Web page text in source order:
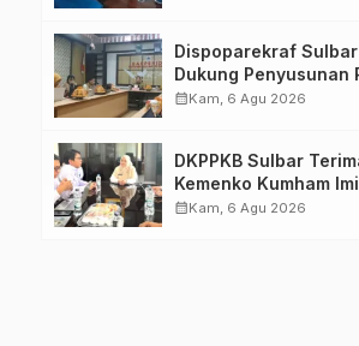
Dispoparekraf Sulbar
Dukung Penyusunan
TPB/SDGs Sulawesi
calendar_monthKam, 6 Agu 2026
DKPPKB Sulbar
Kemenko Kumham
Perkuat Pelayanan
calendar_monthKam, 6 Agu 2026